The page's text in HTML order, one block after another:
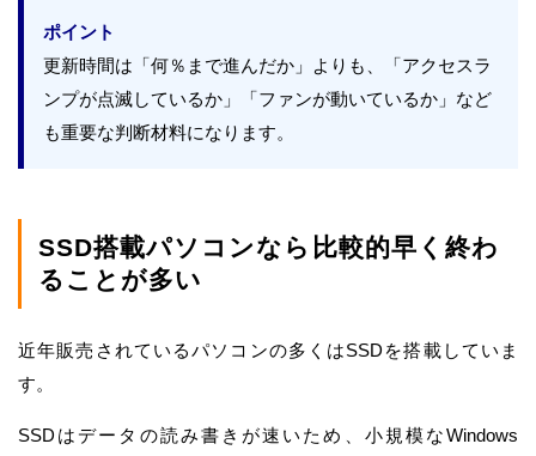
ポイント
更新時間は「何％まで進んだか」よりも、「アクセスラ
ンプが点滅しているか」「ファンが動いているか」など
も重要な判断材料になります。
SSD搭載パソコンなら比較的早く終わ
ることが多い
近年販売されているパソコンの多くはSSDを搭載していま
す。
SSDはデータの読み書きが速いため、小規模なWindows